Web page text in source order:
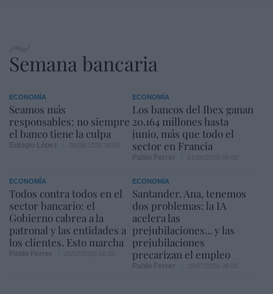
Semana bancaria
ECONOMÍA
Seamos más
responsables: no siempre
el banco tiene la culpa
ECONOMÍA
Los bancos del Ibex ganan
20.164 millones hasta
junio, más que todo el
sector en Francia
ECONOMÍA
Todos contra todos en el
sector bancario: el
Gobierno cabrea a la
patronal y las entidades a
los clientes. Esto marcha
ECONOMÍA
Santander. Ana, tenemos
dos problemas: la IA
acelera las
prejubilaciones... y las
prejubilaciones
precarizan el empleo